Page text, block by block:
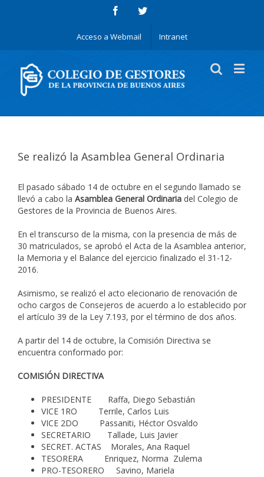
Acceso a Webmail Intranet
Se realizó la Asamblea General Ordinaria
El pasado sábado 14 de octubre en el segundo llamado se
llevó a cabo la Asamblea General Ordinaria del Colegio de
Gestores de la Provincia de Buenos Aires.
En el transcurso de la misma, con la presencia de más de
30 matriculados, se aprobó el Acta de la Asamblea anterior,
la Memoria y el Balance del ejercicio finalizado el 31-12-
2016.
Asimismo, se realizó el acto elecionario de renovación de
ocho cargos de Consejeros de acuerdo a lo establecido por
el artículo 39 de la Ley 7.193, por el término de dos años.
A partir del 14 de octubre, la Comisión Directiva se
encuentra conformado por:
COMISIÓN DIRECTIVA
PRESIDENTE Raffa, Diego Sebastián
VICE 1RO Terrile, Carlos Luis
VICE 2DO Passaniti, Héctor Osvaldo
SECRETARIO Tallade, Luis Javier
SECRET. ACTAS Morales, Ana Raquel
TESORERA Enriquez, Norma Zulema
PRO-TESORERO Savino, Mariela